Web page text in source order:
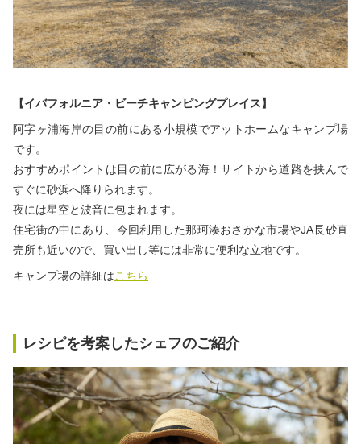
【イバフォルニア・ビーチキャンピングプレイス】
阿字ヶ浦海岸の目の前にある小規模でアットホームなキャンプ場
です。
おすすめポイントは目の前に広がる海！サイトから道路を挟んで
すぐに砂浜へ降りられます。
夜には星空と波音に包まれます。
住宅街の中にあり、今回利用した那珂湊おさかな市場やJA長砂直
売所も近いので、買い出し等には非常に便利な立地です。
キャンプ場の詳細はこちら
レシピを考案したシェフのご紹介